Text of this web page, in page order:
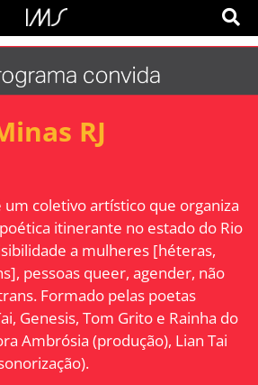
RJ
um coletivo artístico que organiza
itinerante no estado do Rio
a mulheres [héteras,
pessoas queer, agender, não
Formado pelas poetas
Genesis, Tom Grito e Rainha do
Ambrósia (produção), Lian Tai